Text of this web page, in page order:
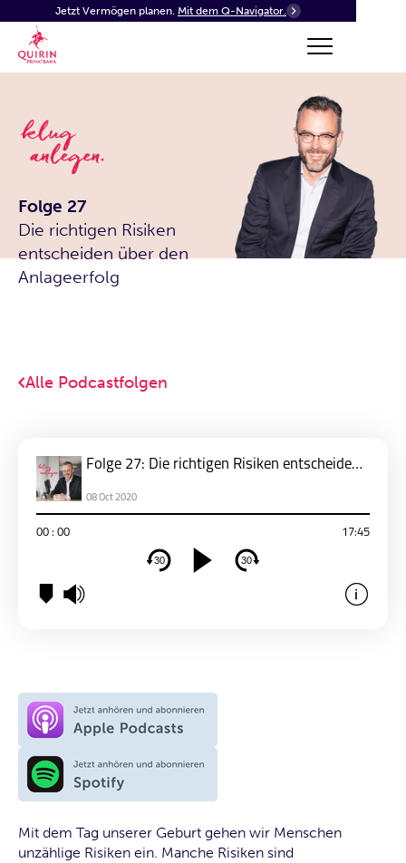
Jetzt Vermögen planen. Mit dem Q-Navigator.
Folge 27
Die richtigen Risiken
entscheiden über den
Anlageerfolg
Alle Podcastfolgen
Mit dem Tag unserer Geburt gehen wir Menschen
unzählige Risiken ein. Manche Risiken sind